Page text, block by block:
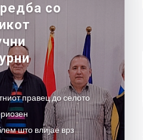
со
правец до селото
што влијае врз